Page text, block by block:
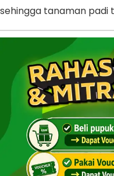
sehingga tanaman padi